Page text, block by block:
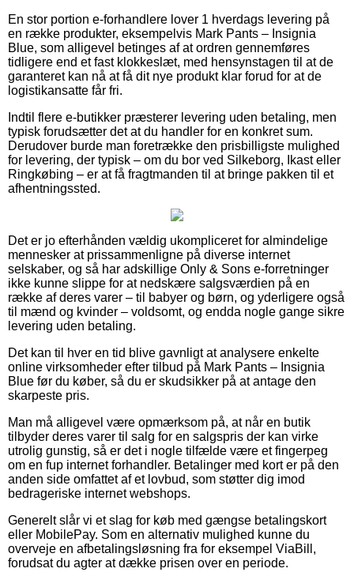
En stor portion e-forhandlere lover 1 hverdags levering på
en række produkter, eksempelvis Mark Pants – Insignia
Blue, som alligevel betinges af at ordren gennemføres
tidligere end et fast klokkeslæt, med hensynstagen til at de
garanteret kan nå at få dit nye produkt klar forud for at de
logistikansatte får fri.
Indtil flere e-butikker præsterer levering uden betaling, men
typisk forudsætter det at du handler for en konkret sum.
Derudover burde man foretrække den prisbilligste mulighed
for levering, der typisk – om du bor ved Silkeborg, Ikast eller
Ringkøbing – er at få fragtmanden til at bringe pakken til et
afhentningssted.
Det er jo efterhånden vældig ukompliceret for almindelige
mennesker at prissammenligne på diverse internet
selskaber, og så har adskillige Only & Sons e-forretninger
ikke kunne slippe for at nedskære salgsværdien på en
række af deres varer – til babyer og børn, og yderligere også
til mænd og kvinder – voldsomt, og endda nogle gange sikre
levering uden betaling.
Det kan til hver en tid blive gavnligt at analysere enkelte
online virksomheder efter tilbud på Mark Pants – Insignia
Blue før du køber, så du er skudsikker på at antage den
skarpeste pris.
Man må alligevel være opmærksom på, at når en butik
tilbyder deres varer til salg for en salgspris der kan virke
utrolig gunstig, så er det i nogle tilfælde være et fingerpeg
om en fup internet forhandler. Betalinger med kort er på den
anden side omfattet af et lovbud, som støtter dig imod
bedrageriske internet webshops.
Generelt slår vi et slag for køb med gængse betalingskort
eller MobilePay. Som en alternativ mulighed kunne du
overveje en afbetalingsløsning fra for eksempel ViaBill,
forudsat du agter at dække prisen over en periode.